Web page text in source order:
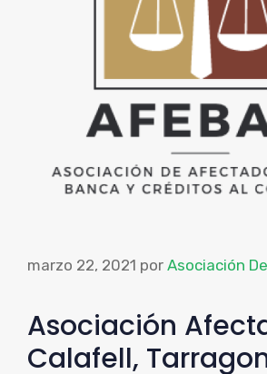
marzo 22, 2021 por Asociación
Asociación
Calafell,